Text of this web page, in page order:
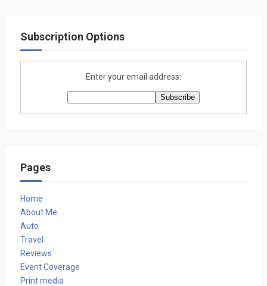
Subscription Options
Enter your email address:
Pages
Home
About Me
Auto
Travel
Reviews
Event Coverage
Print media